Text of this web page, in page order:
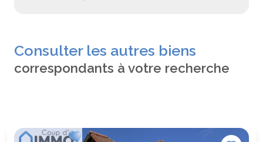
Consulter les autres biens
correspondants à votre recherche